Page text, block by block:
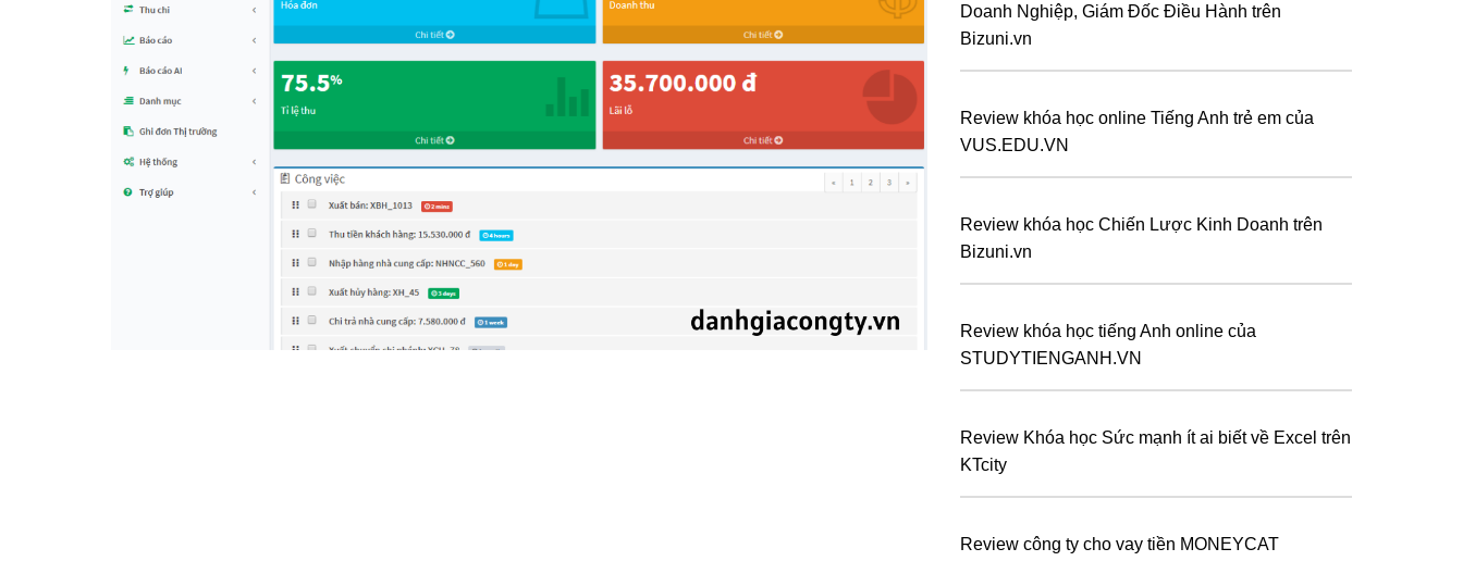
Doanh Nghiệp, Giám Đốc Điều Hành trên
Bizuni.vn
Review khóa học online Tiếng Anh trẻ em của
VUS.EDU.VN
Review khóa học Chiến Lược Kinh Doanh trên
Bizuni.vn
Review khóa học tiếng Anh online của
STUDYTIENGANH.VN
Review Khóa học Sức mạnh ít ai biết về Excel trên
KTcity
Review công ty cho vay tiền MONEYCAT